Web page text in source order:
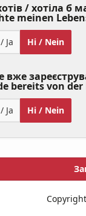
/ хотіла б
meinen
Ja Ні / Nein
вже
bereits von
Ja Ні / Nein